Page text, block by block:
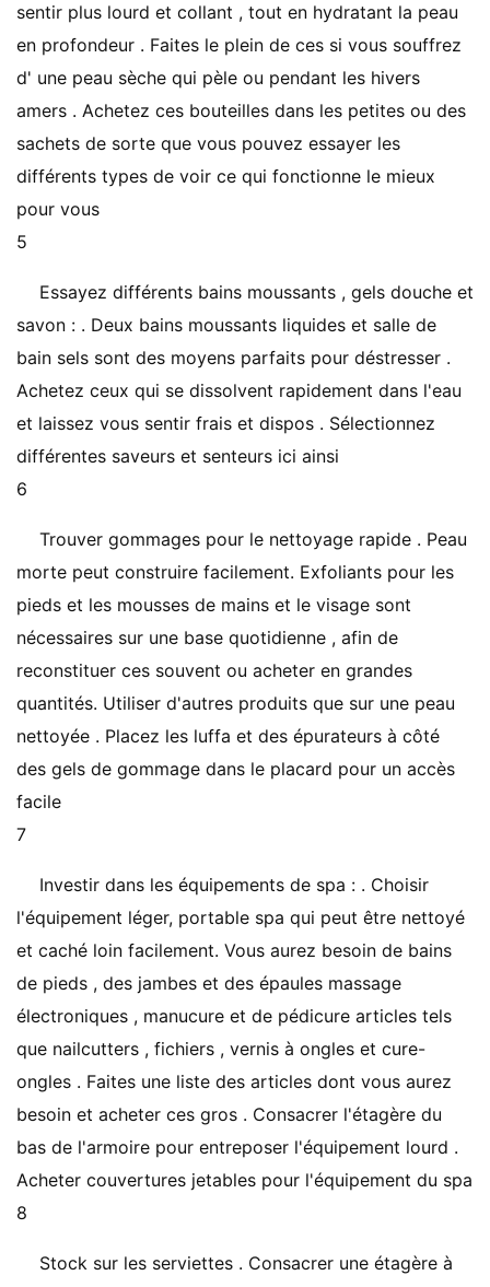
sentir plus lourd et collant , tout en hydratant la peau
en profondeur . Faites le plein de ces si vous souffrez
d' une peau sèche qui pèle ou pendant les hivers
amers . Achetez ces bouteilles dans les petites ou des
sachets de sorte que vous pouvez essayer les
différents types de voir ce qui fonctionne le mieux
pour vous
5
Essayez différents bains moussants , gels douche et
savon : . Deux bains moussants liquides et salle de
bain sels sont des moyens parfaits pour déstresser .
Achetez ceux qui se dissolvent rapidement dans l'eau
et laissez vous sentir frais et dispos . Sélectionnez
différentes saveurs et senteurs ici ainsi
6
Trouver gommages pour le nettoyage rapide . Peau
morte peut construire facilement. Exfoliants pour les
pieds et les mousses de mains et le visage sont
nécessaires sur une base quotidienne , afin de
reconstituer ces souvent ou acheter en grandes
quantités. Utiliser d'autres produits que sur une peau
nettoyée . Placez les luffa et des épurateurs à côté
des gels de gommage dans le placard pour un accès
facile
7
Investir dans les équipements de spa : . Choisir
l'équipement léger, portable spa qui peut être nettoyé
et caché loin facilement. Vous aurez besoin de bains
de pieds , des jambes et des épaules massage
électroniques , manucure et de pédicure articles tels
que nailcutters , fichiers , vernis à ongles et cure-
ongles . Faites une liste des articles dont vous aurez
besoin et acheter ces gros . Consacrer l'étagère du
bas de l'armoire pour entreposer l'équipement lourd .
Acheter couvertures jetables pour l'équipement du spa
8
Stock sur les serviettes . Consacrer une étagère à